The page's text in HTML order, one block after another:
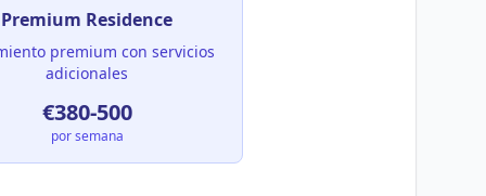
Premium Residence
premium con servicios
adicionales
€380-500
por semana